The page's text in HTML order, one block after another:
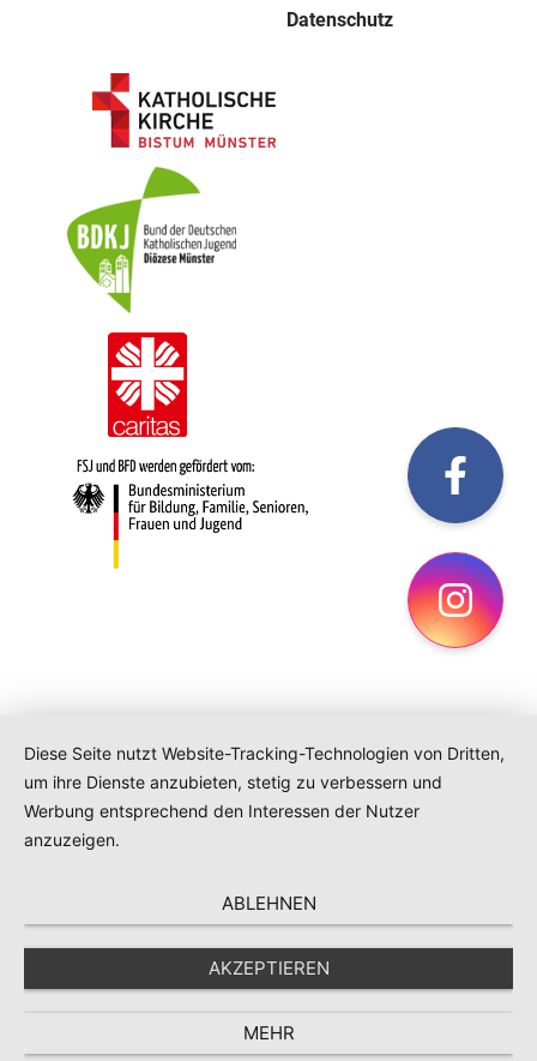
Datenschutz
Diese Seite nutzt Website-Tracking-Technologien von Dritten,
um ihre Dienste anzubieten, stetig zu verbessern und
Werbung entsprechend den Interessen der Nutzer
anzuzeigen.
ABLEHNEN
AKZEPTIEREN
MEHR